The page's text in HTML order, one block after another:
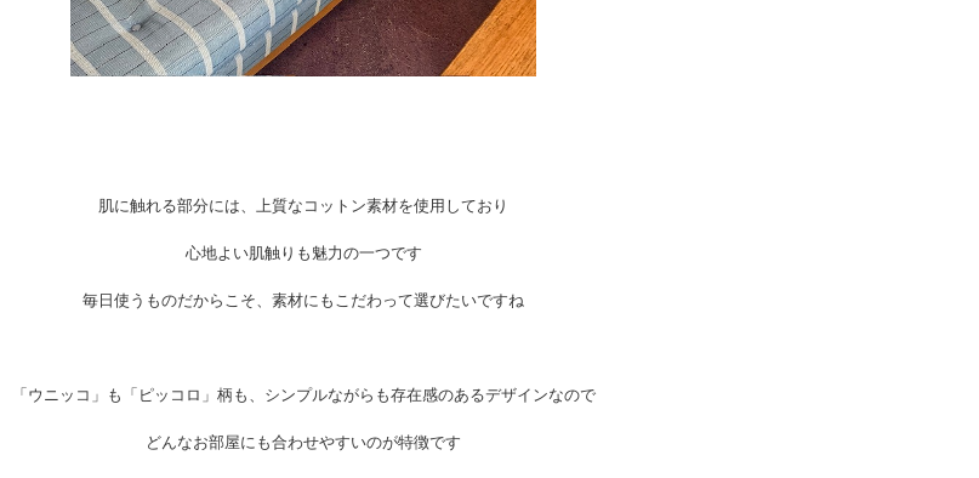
肌に触れる部分には、上質なコットン素材を使用しており
心地よい肌触りも魅力の一つです
毎日使うものだからこそ、素材にもこだわって選びたいですね
「ウニッコ」も「ピッコロ」柄も、シンプルながらも存在感のあるデザインなので
どんなお部屋にも合わせやすいのが特徴です